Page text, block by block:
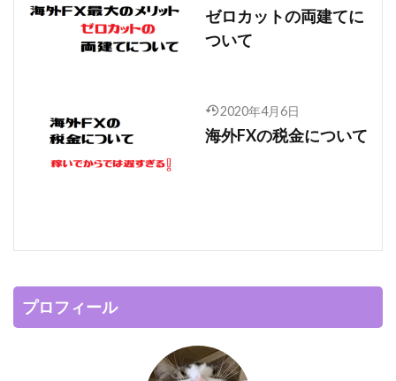
ゼロカットの両建てに
ついて
2020年4月6日
海外FXの税金について
プロフィール